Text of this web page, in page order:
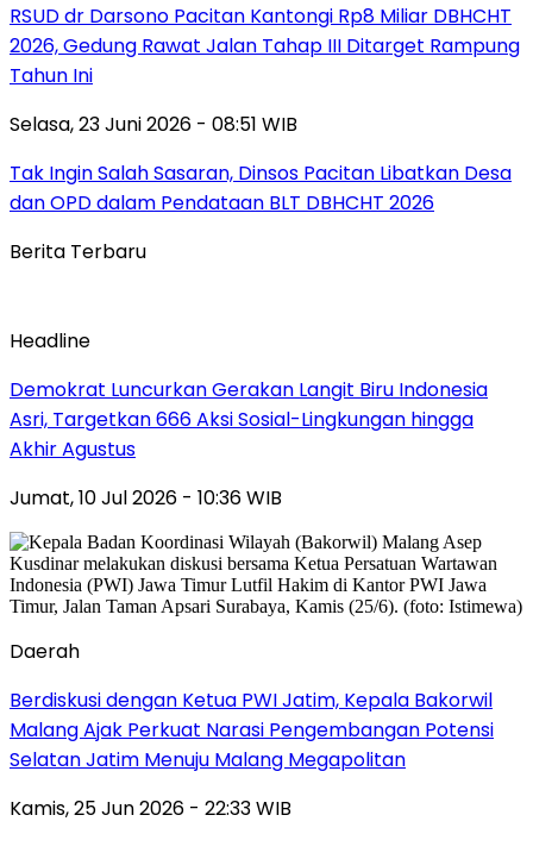
RSUD dr Darsono Pacitan Kantongi Rp8 Miliar DBHCHT
2026, Gedung Rawat Jalan Tahap III Ditarget Rampung
Tahun Ini
Selasa, 23 Juni 2026 - 08:51 WIB
Tak Ingin Salah Sasaran, Dinsos Pacitan Libatkan Desa
dan OPD dalam Pendataan BLT DBHCHT 2026
Berita Terbaru
Headline
Demokrat Luncurkan Gerakan Langit Biru Indonesia
Asri, Targetkan 666 Aksi Sosial-Lingkungan hingga
Akhir Agustus
Jumat, 10 Jul 2026 - 10:36 WIB
Daerah
Berdiskusi dengan Ketua PWI Jatim, Kepala Bakorwil
Malang Ajak Perkuat Narasi Pengembangan Potensi
Selatan Jatim Menuju Malang Megapolitan
Kamis, 25 Jun 2026 - 22:33 WIB